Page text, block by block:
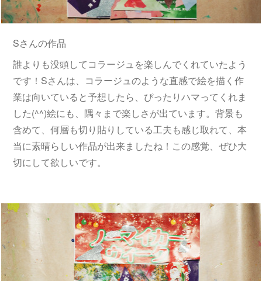
Sさんの作品
誰よりも没頭してコラージュを楽しんでくれていたよう
です！Sさんは、コラージュのような直感で絵を描く作
業は向いていると予想したら、ぴったりハマってくれま
した(^^)絵にも、隅々まで楽しさが出ています。背景も
含めて、何層も切り貼りしている工夫も感じ取れて、本
当に素晴らしい作品が出来ましたね！この感覚、ぜひ大
切にして欲しいです。